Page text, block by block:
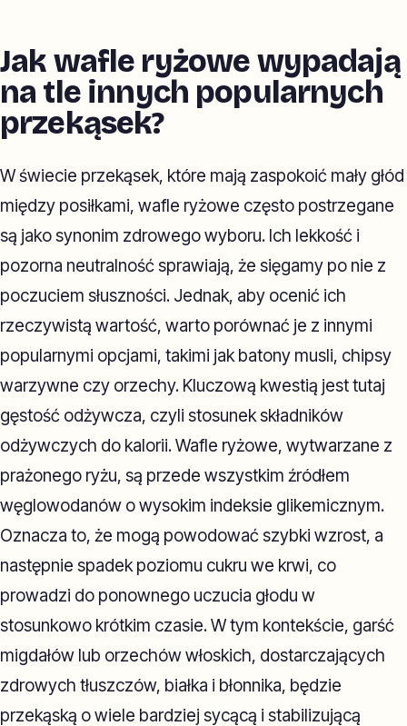
Jak wafle ryżowe wypadają
na tle innych popularnych
przekąsek?
W świecie przekąsek, które mają zaspokoić mały głód
między posiłkami, wafle ryżowe często postrzegane
są jako synonim zdrowego wyboru. Ich lekkość i
pozorna neutralność sprawiają, że sięgamy po nie z
poczuciem słuszności. Jednak, aby ocenić ich
rzeczywistą wartość, warto porównać je z innymi
popularnymi opcjami, takimi jak batony musli, chipsy
warzywne czy orzechy. Kluczową kwestią jest tutaj
gęstość odżywcza, czyli stosunek składników
odżywczych do kalorii. Wafle ryżowe, wytwarzane z
prażonego ryżu, są przede wszystkim źródłem
węglowodanów o wysokim indeksie glikemicznym.
Oznacza to, że mogą powodować szybki wzrost, a
następnie spadek poziomu cukru we krwi, co
prowadzi do ponownego uczucia głodu w
stosunkowo krótkim czasie. W tym kontekście, garść
migdałów lub orzechów włoskich, dostarczających
zdrowych tłuszczów, białka i błonnika, będzie
przekąską o wiele bardziej sycącą i stabilizującą